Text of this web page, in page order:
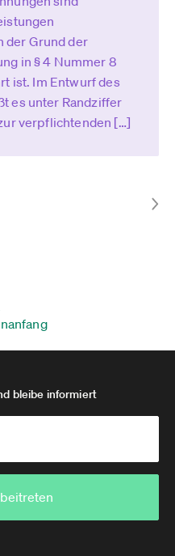
der Grund der
in § 4 Nummer 8
ist. Im Entwurf des
es unter Randziffer
verpflichtenden […]
bleibe informiert